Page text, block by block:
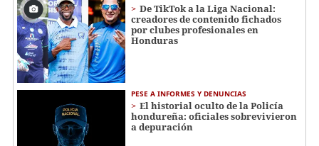
De TikTok a la Liga Nacional:
creadores de contenido fichados
por clubes profesionales en
Honduras
PESE A INFORMES Y DENUNCIAS
El historial oculto de la Policía
hondureña: oficiales sobrevivieron
a depuración